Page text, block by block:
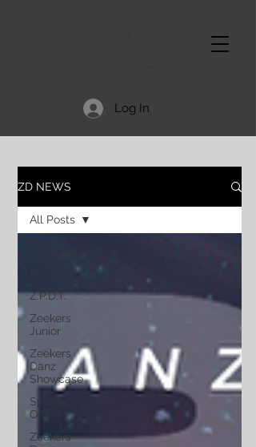
Log In
ZD NEWS
Z.P.D.T.
Zeekers
Junior
Zeekers
Danz
Showcase
Special
Offer
Zeekers
All Posts